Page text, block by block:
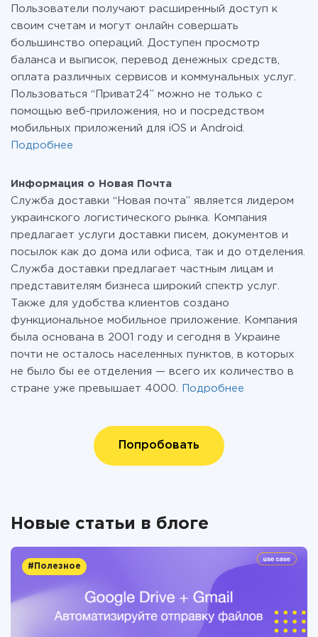
Пользователи получают расширенный доступ к
своим счетам и могут онлайн совершать
большинство операций. Доступен просмотр
баланса и выписок, перевод денежных средств,
оплата различных сервисов и коммунальных услуг.
Пользоваться “Приват24” можно не только с
помощью веб-приложения, но и посредством
мобильных приложений для iOS и Android.
Подробнее
Информация о Новая Почта
Служба доставки “Новая почта” является лидером
украинского логистического рынка. Компания
предлагает услуги доставки писем, документов и
посылок как до дома или офиса, так и до отделения.
Служба доставки предлагает частным лицам и
представителям бизнеса широкий спектр услуг.
Также для удобства клиентов создано
функциональное мобильное приложение. Компания
была основана в 2001 году и сегодня в Украине
почти не осталось населенных пунктов, в которых
не было бы ее отделения — всего их количество в
стране уже превышает 4000.
Подробнее
Попробовать
Новые статьи в блоге
#Полезное